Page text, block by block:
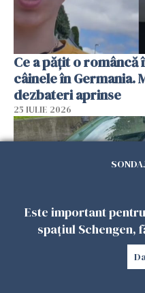
Ce a pățit o
câinele în Germania.
dezbateri aprinse
25 IULIE 2026
Este important
spațiul Schengen,